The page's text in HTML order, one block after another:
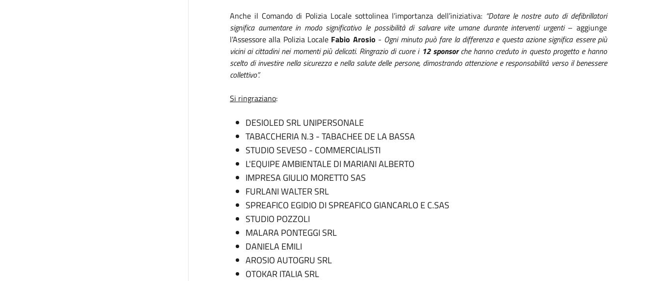
Anche il Comando di Polizia Locale sottolinea l’importanza dell’iniziativa: “Dotare le nostre auto di defibrillatori
significa aumentare in modo significativo le possibilità di salvare vite umane durante interventi urgenti – aggiunge
l’Assessore alla Polizia LocaleFabio Arosio - Ogni minuto può fare la differenza e questa azione significa essere più
vicini ai cittadini nei momenti più delicati. Ringrazio di cuore i 12 sponsorche hanno creduto in questo progetto e hanno
scelto di investire nella sicurezza e nella salute delle persone, dimostrando attenzione e responsabilità verso il benessere
collettivo”.
Si ringraziano:
DESIOLED SRL UNIPERSONALE
TABACCHERIA N.3 - TABACHEE DE LA BASSA
STUDIO SEVESO - COMMERCIALISTI
L'EQUIPE AMBIENTALE DI MARIANI ALBERTO
IMPRESA GIULIO MORETTO SAS
FURLANI WALTER SRL
SPREAFICO EGIDIO DI SPREAFICO GIANCARLO E C.SAS
STUDIO POZZOLI
MALARA PONTEGGI SRL
DANIELA EMILI
AROSIO AUTOGRU SRL
OTOKAR ITALIA SRL